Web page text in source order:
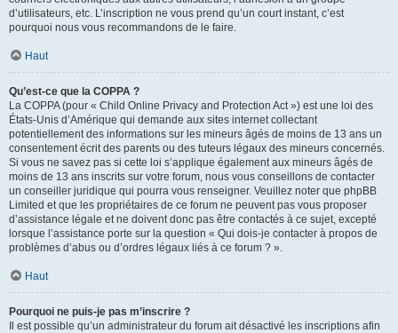
d’utilisateurs, etc. L’inscription ne vous prend qu’un court instant, c’est
pourquoi nous vous recommandons de le faire.
Haut
Qu’est-ce que la COPPA ?
La COPPA (pour « Child Online Privacy and Protection Act ») est une loi des
États-Unis d’Amérique qui demande aux sites internet collectant
potentiellement des informations sur les mineurs âgés de moins de 13 ans un
consentement écrit des parents ou des tuteurs légaux des mineurs concernés.
Si vous ne savez pas si cette loi s’applique également aux mineurs âgés de
moins de 13 ans inscrits sur votre forum, nous vous conseillons de contacter
un conseiller juridique qui pourra vous renseigner. Veuillez noter que phpBB
Limited et que les propriétaires de ce forum ne peuvent pas vous proposer
d’assistance légale et ne doivent donc pas être contactés à ce sujet, excepté
lorsque l’assistance porte sur la question « Qui dois-je contacter à propos de
problèmes d’abus ou d’ordres légaux liés à ce forum ? ».
Haut
Pourquoi ne puis-je pas m’inscrire ?
Il est possible qu’un administrateur du forum ait désactivé les inscriptions afin